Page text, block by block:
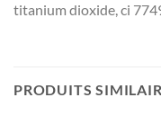
titanium dioxide, ci
PRODUITS